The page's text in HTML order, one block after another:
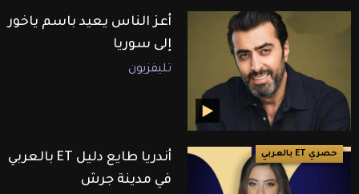
أعز الناس يعيد باسم ياخور
إلى سوريا
تليفزيون
حصري ET بالعربي
أندريا طايع دليل ET بالعربي
في مدينة جرش